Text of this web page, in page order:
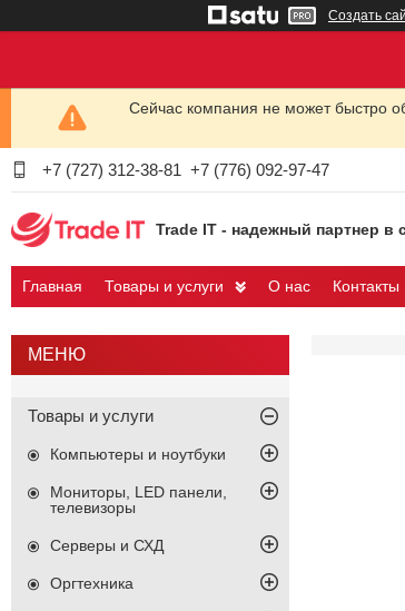
Создать
Сейчас компания не может быстро
+7 (727) 312-38-81 +7 (776) 092-97-47
Trade IT - надежный партнер в
Главная Товары и услуги О нас Контакты
Товары и услуги
Компьютеры и ноутбуки
Мониторы, LED панели,
телевизоры
Серверы и СХД
Оргтехника